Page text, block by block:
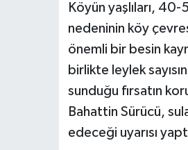
Köyün yaşlıları, 40-
nedeninin köy
önemli bir besin
birlikte leylek
sunduğu fırsatın
Bahattin Sürücü,
edeceği uyarısı